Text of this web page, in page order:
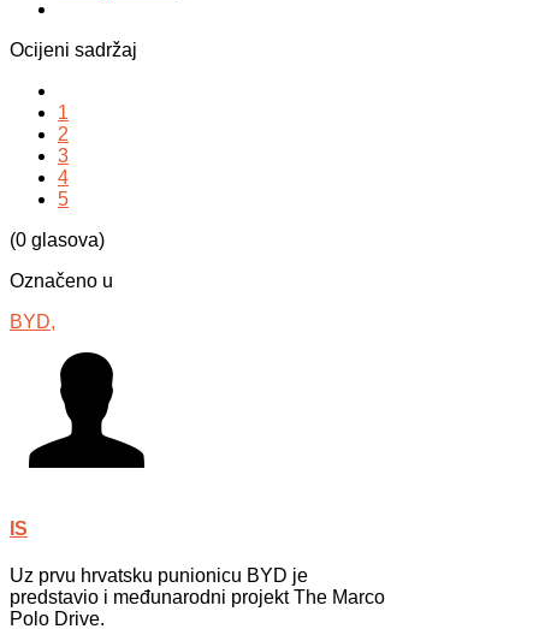
Ocijeni sadržaj
1
2
3
4
5
(0 glasova)
Označeno u
BYD,
IS
Uz prvu hrvatsku punionicu BYD je
predstavio i međunarodni projekt The Marco
Polo Drive.